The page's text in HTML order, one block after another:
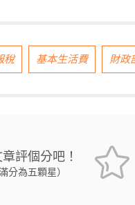
稅 基本生活費 財政
評個分吧！
分為五顆星）